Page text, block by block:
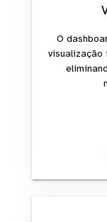
O
visualização